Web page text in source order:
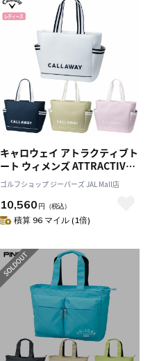
キャロウェイ アトラクティブト
ート ウィメンズ ATTRACTIVE
TOTE WMS 26 JM ゴルフ
Callaway 2026年モデル 日本正
規品
ゴルフショップ ジーパーズ JAL Mall店
10,560 円 （税込）
積算 96 マイル (1倍)